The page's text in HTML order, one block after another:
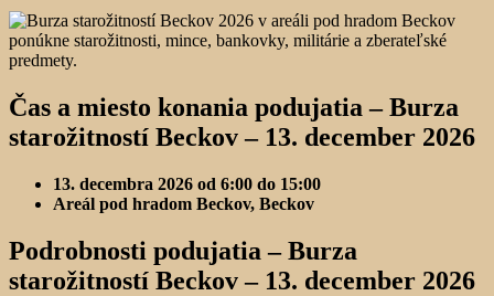
Čas a miesto konania podujatia –Burza
starožitností Beckov – 13. december 2026
13. decembra 2026 od 6:00 do 15:00
Areál pod hradom Beckov, Beckov
Podrobnosti podujatia –Burza
starožitností Beckov – 13. december 2026